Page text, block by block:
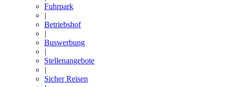
Fuhrpark
|
Betriebshof
|
Buswerbung
|
Stellenangebote
|
Sicher Reisen